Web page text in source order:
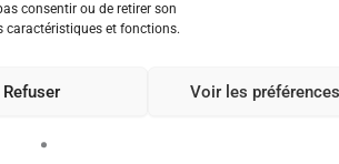
consentir ou de retirer son
caractéristiques et fonctions.
Refuser Voir les préférences
uploads/2022/10/ELECTION-
»4.18.1″ _module_preset=
type= »1_3″
»4.18.0″ _module_preset=